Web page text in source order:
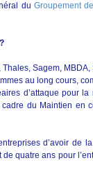
du Groupement
Sagem,
au long cours,
d’attaque pour
du Maintien en
d’avoir de
quatre ans pour